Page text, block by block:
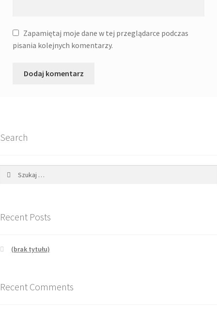
Zapamiętaj moje dane w tej przeglądarce podczas
pisania kolejnych komentarzy.
Search
Recent Posts
(brak tytułu)
Recent Comments